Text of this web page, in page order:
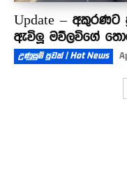
Update – අකුරණට
ඇවිලූ මව්ලවිගේ
උණුසුම් පුවත් | Hot News